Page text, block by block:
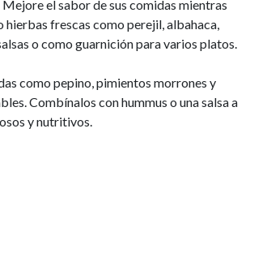
el sabor de sus comidas mientras
frescas como perejil, albahaca,
o como guarnición para varios platos.
como pepino, pimientos morrones y
Combínalos con hummus o una salsa a
y nutritivos.